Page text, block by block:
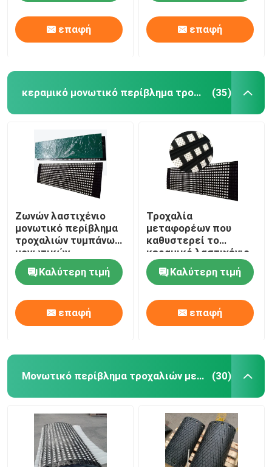
επαφή επαφή
κεραμικό μονωτικό περίβλημα τροχαλιών (35)
Ζωνών λαστιχένιο
μονωτικό περίβλημα
τροχαλιών τυμπάνων
μονωτικών
περιβλημάτων
τροχαλιών
μεταφορέων
κεραμικό
Καλύτερη τιμή
επαφή
Τροχαλία
μεταφορέων που
καθυστερεί το
κεραμικό λαστιχένιο
φύλλο επιστρώματος
με το συνδέοντας
στρώμα ΣΟ
Καλύτερη τιμή
επαφή
Μονωτικό περίβλημα τροχαλιών μεταφορέων (30)